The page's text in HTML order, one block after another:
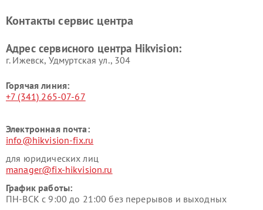
Контакты сервис центра
Адрес сервисного центра Hikvision:
г. Ижевск, Удмуртская ул., 304
Горячая линия:
+7 (341) 265-07-67
Электронная почта:
info@hikvision-fix.ru
для юридических лиц
manager@fix-hikvision.ru
График работы:
ПН-ВСК с 9:00 до 21:00 без перерывов и выходных